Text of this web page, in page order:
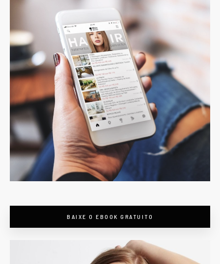
BAIXE O EBOOK GRATUITO